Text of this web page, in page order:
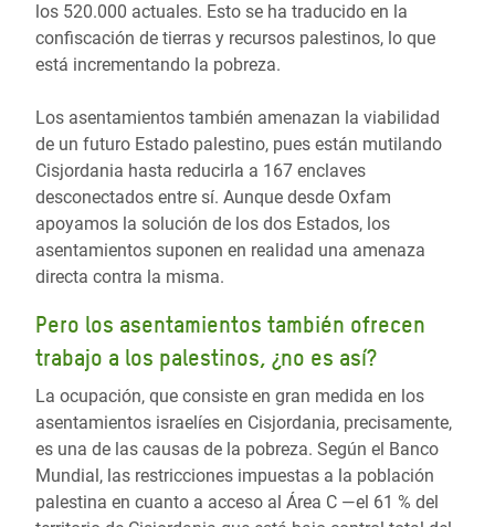
los 520.000 actuales. Esto se ha traducido en la
confiscación de tierras y recursos palestinos, lo que
está incrementando la pobreza.
Los asentamientos también amenazan la viabilidad
de un futuro Estado palestino, pues están mutilando
Cisjordania hasta reducirla a 167 enclaves
desconectados entre sí. Aunque desde Oxfam
apoyamos la solución de los dos Estados, los
asentamientos suponen en realidad una amenaza
directa contra la misma.
Pero los asentamientos también ofrecen
trabajo a los palestinos, ¿no es así?
La ocupación, que consiste en gran medida en los
asentamientos israelíes en Cisjordania, precisamente,
es una de las causas de la pobreza. Según el Banco
Mundial, las restricciones impuestas a la población
palestina en cuanto a acceso al Área C ―el 61 % del